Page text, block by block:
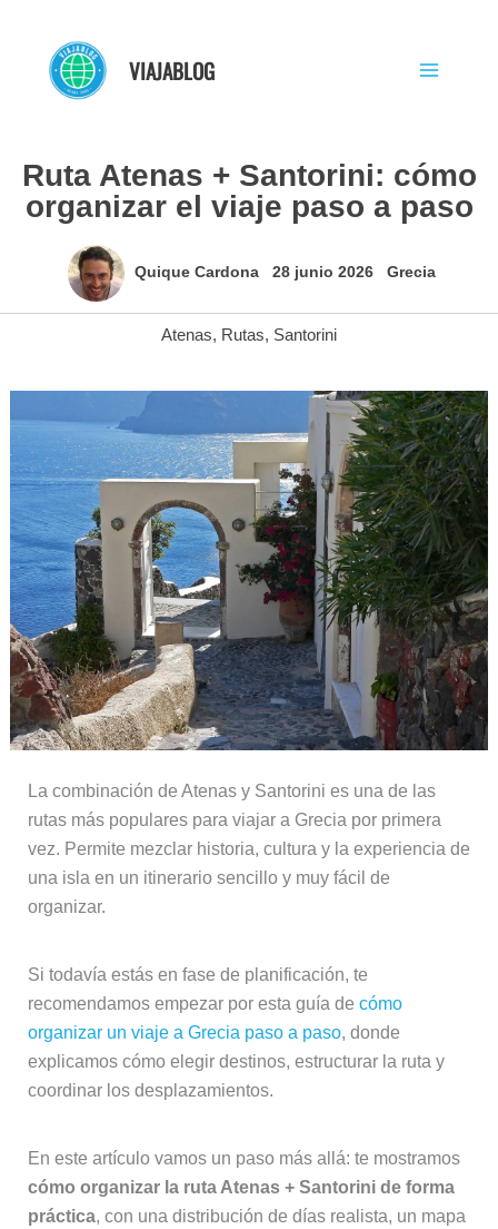
contenido
VIAJABLOG
Ruta Atenas + Santorini: cómo
organizar el viaje paso a paso
Quique Cardona 28 junio 2026 Grecia
Atenas, Rutas, Santorini
La combinación de Atenas y Santorini es una de las
rutas más populares para viajar a Grecia por primera
vez. Permite mezclar historia, cultura y la experiencia de
una isla en un itinerario sencillo y muy fácil de
organizar.
Si todavía estás en fase de planificación, te
recomendamos empezar por esta guía de cómo
organizar un viaje a Grecia paso a paso, donde
explicamos cómo elegir destinos, estructurar la ruta y
coordinar los desplazamientos.
En este artículo vamos un paso más allá: te mostramos
cómo organizar la ruta Atenas + Santorini de forma
práctica, con una distribución de días realista, un mapa